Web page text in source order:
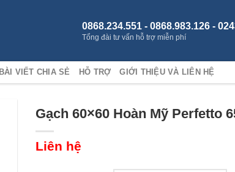
0868.234.551 - 0868.983.126 -
Tổng đài tư vấn hỗ trợ miễn phí
BÀI VIẾT CHIA SẺ HỖ TRỢ GIỚI THIỆU VÀ LIÊN HỆ
Gạch 60×60 Hoàn Mỹ Perfetto
Liên hệ